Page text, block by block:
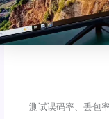
测试误码率、丢包